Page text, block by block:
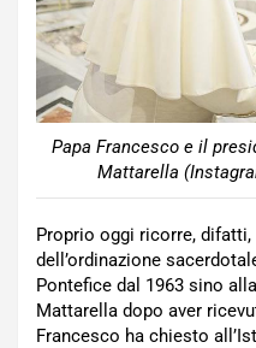
Papa Francesco e il
Mattarella
Proprio oggi ricorre, difatti,
dell’ordinazione
Pontefice dal 1963 sino
Mattarella dopo aver
Francesco ha chiesto